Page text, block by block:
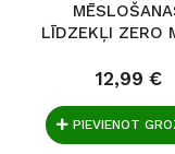
LĪDZEKĻI ZERO
12,99 €
PIEVIENOT